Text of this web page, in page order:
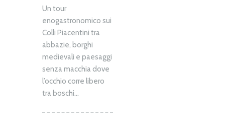
Un tour
enogastronomico sui
Colli Piacentini tra
abbazie, borghi
medievali e paesaggi
senza macchia dove
l’occhio corre libero
tra boschi...